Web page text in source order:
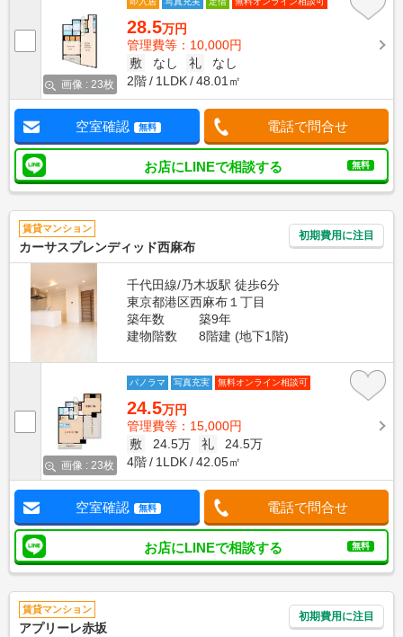
画像 : 23枚
28.5万円
管理費等：10,000円
敷
なし 礼
なし
2階
1LDK 48.01㎡
空室確認 無料 電話で問合せ
お店にLINEで相談する 無料
賃貸マンション
カーサスプレンディッド西麻布
初期費用に注目
千代田線/乃木坂駅 徒歩6分
東京都港区西麻布１丁目
築年数
築9年
建物階数
8階建 (地下1階)
画像 : 23枚
パノラマ 写真充実 無料オンライン相談可
24.5万円
管理費等：15,000円
敷
24.5万 礼
24.5万
4階
1LDK 42.05㎡
空室確認 無料 電話で問合せ
お店にLINEで相談する 無料
賃貸マンション
アプリーレ赤坂
初期費用に注目